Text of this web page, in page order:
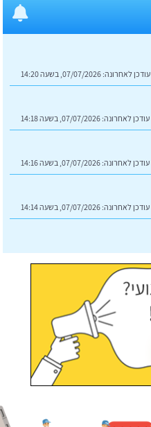
עודכן לאחרונה: 07/07/2026, בשעה 14:20
עודכן לאחרונה: 07/07/2026, בשעה 14:18
עודכן לאחרונה: 07/07/2026, בשעה 14:16
עודכן לאחרונה: 07/07/2026, בשעה 14:14
עודכן לאחרונה:07/07/2026, בשעה 14:23